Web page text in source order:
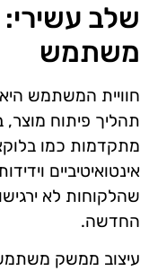
שלב עשירי:
משתמש
חוויית המשתמש
תהליך פיתוח מוצר,
מתקדמות כמו
אינטואיטיביים
שהלקוחות לא
החדשה.
עיצוב ממשק